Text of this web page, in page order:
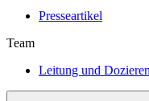
Presseartikel
Team
Leitung und